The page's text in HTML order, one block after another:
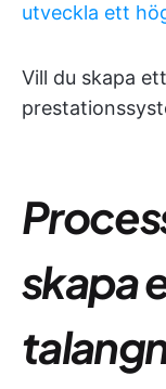
utveckla ett
Vill du skapa
skapa